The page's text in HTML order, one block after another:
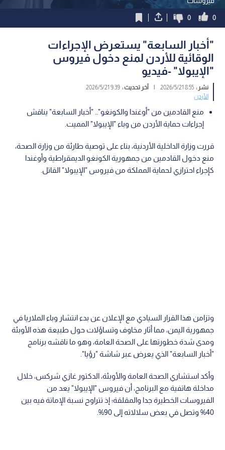
0
0
"أخبار السابعة" يستعرض الإجراءات
الوقائية للأردن لمنع دخول فيروس
"الإيبولا" -فيديو
نشر :8:55 2026/5/21
| آخر تحديث :9:39 2026/5/21
الأردن
منع القادمين من "أوغندا والكونغو".. "أخبار السابعة" يناقش
إجراءات حماية الأردن من وباء "الإيبولا" المميت.
قررت وزارة الداخلية الأردنية، بناء على توصية طارئة من وزارة الصحة،
منع دخول القادمين من جمهورية الكونغو الديمقراطية وأوغندا
كإجراء احترازي لحماية المملكة من فيروس "الإيبولا" القاتل.
وتزامن هذا القرار السيادي مع الإعلان عن بدء انتشار وباء الملاريا في
جمهورية اليمن، مما أثار مخاوف وتساؤلات حول طبيعة هذه الأوبئة
ومدى شدة خطورتها على الصحة العامة، وهو ما ناقشه برنامج
"أخبار السابعة" الذي يعرض عبر شاشة "رؤيا".
وأكد استشاري الصحة العامة والأوبئة، الدكتور غازي شركس، خلال
مداخلة هاتفية مع البرنامج، أن فيروس "الإيبولا" يعد من
الفيروسات الخطيرة جدا والمقلقة؛ إذ تتراوح نسبة الإماتة فيه بين
40% وتصل في بعض سلالاته إلى 90%.